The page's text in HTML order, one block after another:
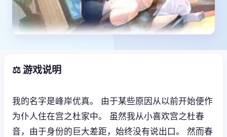
⚖️ 游戏说明
我的名字是峰岸优真。 由于某些原因从以前开始便作
为仆人住在宫之杜家中。 虽然我从小喜欢宫之杜春
音，由于身份的巨大差距，始终没有说出口。 然而春